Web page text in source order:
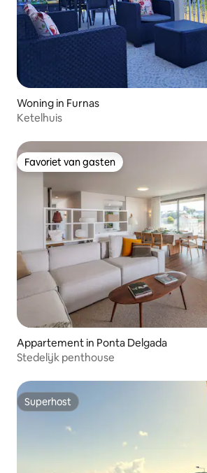
Woning in Furnas
Ketelhuis
Favoriet van gasten
Favoriet van gasten
Appartement in Ponta Delgada
Stedelijk penthouse
Superhost
Superhost